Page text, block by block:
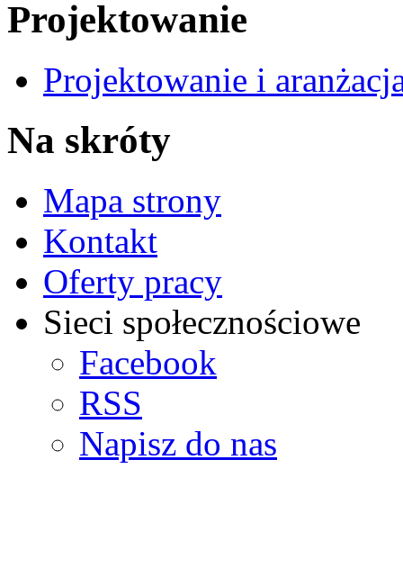
Projektowanie
Projektowanie i
Na skróty
Mapa strony
Kontakt
Oferty pracy
Sieci społecznościowe
Facebook
RSS
Napisz do nas